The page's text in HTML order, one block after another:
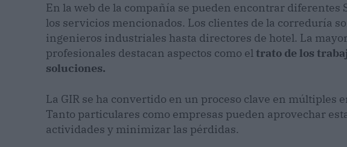
En la web de la compañía se pueden encontrar
los servicios mencionados. Los clientes de la correduría
ingenieros industriales hasta directores de hotel. La
profesionales destacan aspectos como eltrato de los
soluciones.
La GIR se ha convertido en un proceso clave en múltiples
Tanto particulares como empresas pueden aprovechar
actividades y minimizar las pérdidas.